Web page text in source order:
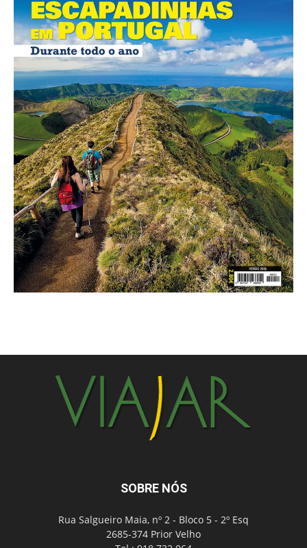
SOBRE NÓS
Rua Salgueiro Maia, nº 2 - Bloco 5 - 2º Esq
2685-374 Prior Velho